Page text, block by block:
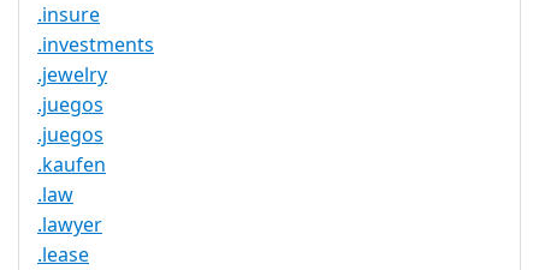
.insure
.investments
.jewelry
.juegos
.juegos
.kaufen
.law
.lawyer
.lease